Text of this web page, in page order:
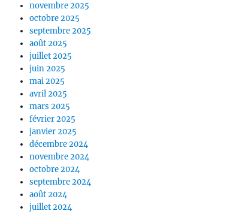
novembre 2025
octobre 2025
septembre 2025
août 2025
juillet 2025
juin 2025
mai 2025
avril 2025
mars 2025
février 2025
janvier 2025
décembre 2024
novembre 2024
octobre 2024
septembre 2024
août 2024
juillet 2024